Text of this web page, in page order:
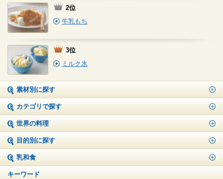
2位
牛乳もち
3位
ミルク氷
素材別に探す
カテゴリで探す
世界の料理
目的別に探す
乳和食
キーワード